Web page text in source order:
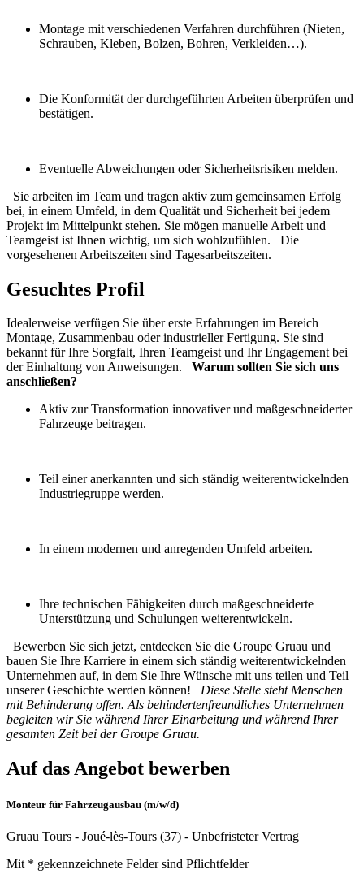
Montage mit verschiedenen Verfahren durchführen (Nieten,
Schrauben, Kleben, Bolzen, Bohren, Verkleiden…).
Die Konformität der durchgeführten Arbeiten überprüfen und
bestätigen.
Eventuelle Abweichungen oder Sicherheitsrisiken melden.
Sie arbeiten im Team und tragen aktiv zum gemeinsamen Erfolg
bei, in einem Umfeld, in dem Qualität und Sicherheit bei jedem
Projekt im Mittelpunkt stehen. Sie mögen manuelle Arbeit und
Teamgeist ist Ihnen wichtig, um sich wohlzufühlen. Die
vorgesehenen Arbeitszeiten sind Tagesarbeitszeiten.
Gesuchtes Profil
Idealerweise verfügen Sie über erste Erfahrungen im Bereich
Montage, Zusammenbau oder industrieller Fertigung. Sie sind
bekannt für Ihre Sorgfalt, Ihren Teamgeist und Ihr Engagement bei
der Einhaltung von Anweisungen. Warum sollten Sie sich uns
anschließen?
Aktiv zur Transformation innovativer und maßgeschneiderter
Fahrzeuge beitragen.
Teil einer anerkannten und sich ständig weiterentwickelnden
Industriegruppe werden.
In einem modernen und anregenden Umfeld arbeiten.
Ihre technischen Fähigkeiten durch maßgeschneiderte
Unterstützung und Schulungen weiterentwickeln.
Bewerben Sie sich jetzt, entdecken Sie die Groupe Gruau und
bauen Sie Ihre Karriere in einem sich ständig weiterentwickelnden
Unternehmen auf, in dem Sie Ihre Wünsche mit uns teilen und Teil
unserer Geschichte werden können! Diese Stelle steht Menschen
mit Behinderung offen. Als behindertenfreundliches Unternehmen
begleiten wir Sie während Ihrer Einarbeitung und während Ihrer
gesamten Zeit bei der Groupe Gruau.
Auf das Angebot bewerben
Monteur für Fahrzeugausbau (m/w/d)
Gruau Tours - Joué-lès-Tours (37) - Unbefristeter Vertrag
Mit * gekennzeichnete Felder sind Pflichtfelder